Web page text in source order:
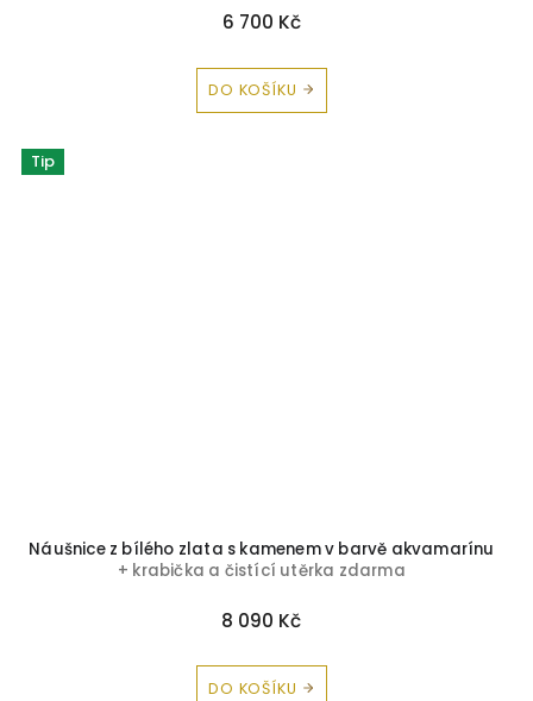
6 700 Kč
DO KOŠÍKU
Tip
Náušnice z bílého zlata s kamenem v barvě akvamarínu
+ krabička a čistící utěrka zdarma
8 090 Kč
DO KOŠÍKU